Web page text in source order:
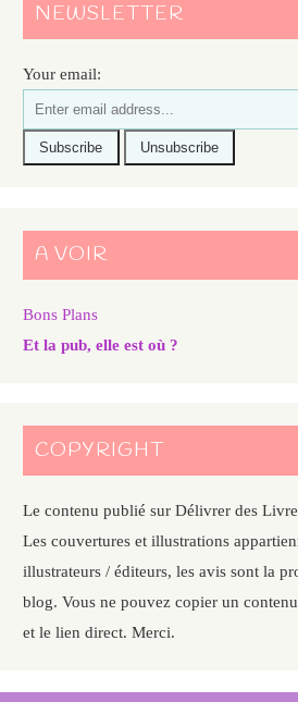
NEWSLETTER
Your email:
A VOIR
Bons Plans
Et la pub, elle est où ?
COPYRIGHT
Le contenu publié sur Délivrer des
Les couvertures et illustrations
illustrateurs / éditeurs, les avis sont la
blog. Vous ne pouvez copier un
et le lien direct. Merci.